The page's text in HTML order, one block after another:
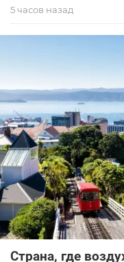
5 часов назад
Страна, где